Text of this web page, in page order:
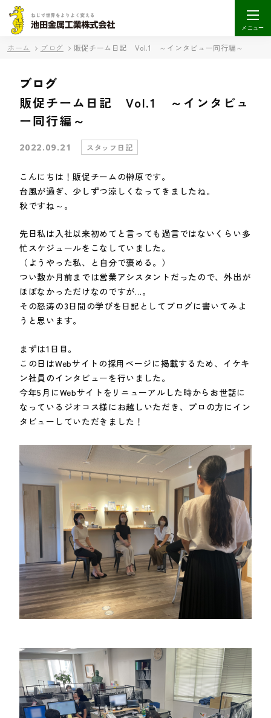
メニュー
ホーム ブログ 販促チーム日記 Vol.1 ～インタビュー同行編～
ブログ
販促チーム日記 Vol.1 ～インタビュ
ー同行編～
2022.09.21 スタッフ日記
こんにちは！販促チームの榊原です。
台風が過ぎ、少しずつ涼しくなってきましたね。
秋ですね～。
先日私は入社以来初めてと言っても過言ではないくらい多
忙スケジュールをこなしていました。
（ようやった私、と自分で褒める。）
つい数か月前までは営業アシスタントだったので、外出が
ほぼなかっただけなのですが…。
その怒涛の3日間の学びを日記としてブログに書いてみよ
うと思います。
まずは1日目。
この日はWebサイトの採用ページに掲載するため、イケキ
ン社員のインタビューを行いました。
今年5月にWebサイトをリニューアルした時からお世話に
なっているジオコス様にお越しいただき、プロの方にイン
タビューしていただきました！